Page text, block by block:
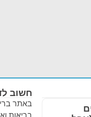
חשוב
באתר
בריאות